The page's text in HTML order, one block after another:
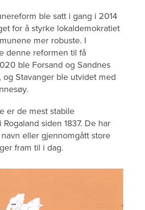
ble satt i gang i 2014
for å styrke lokaldemokratiet
mer robuste. I
denne reformen til få
ble Forsand og Sandnes
og Stavanger ble utvidet med
er de mest stabile
siden 1837. De har
eller gjennomgått store
fram til i dag.